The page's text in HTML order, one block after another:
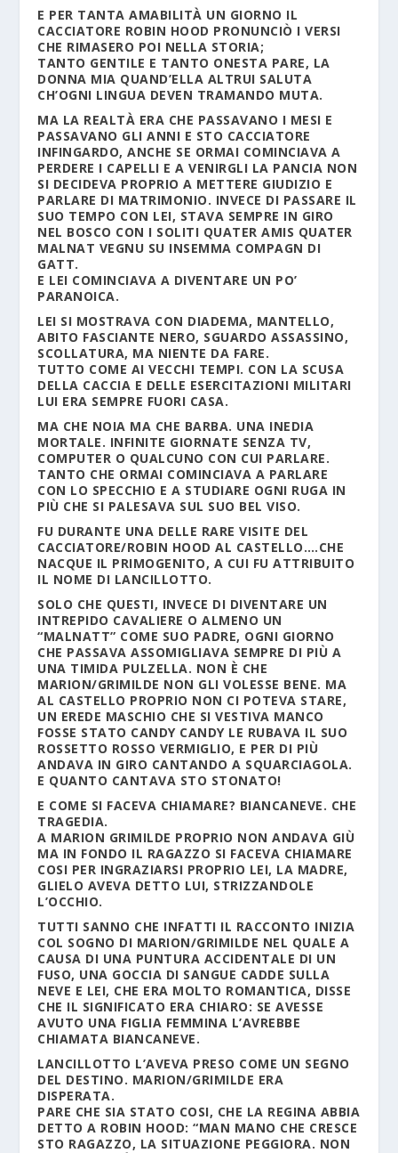
E PER TANTA AMABILITÀ UN GIORNO IL
CACCIATORE ROBIN HOOD PRONUNCIÒ I VERSI
CHE RIMASERO POI NELLA STORIA;
TANTO GENTILE E TANTO ONESTA PARE, LA
DONNA MIA QUAND’ELLA ALTRUI SALUTA
CH’OGNI LINGUA DEVEN TRAMANDO MUTA.
MA LA REALTÀ ERA CHE PASSAVANO I MESI E
PASSAVANO GLI ANNI E STO CACCIATORE
INFINGARDO, ANCHE SE ORMAI COMINCIAVA A
PERDERE I CAPELLI E A VENIRGLI LA PANCIA NON
SI DECIDEVA PROPRIO A METTERE GIUDIZIO E
PARLARE DI MATRIMONIO. INVECE DI PASSARE IL
SUO TEMPO CON LEI, STAVA SEMPRE IN GIRO
NEL BOSCO CON I SOLITI QUATER AMIS QUATER
MALNAT VEGNU SU INSEMMA COMPAGN DI
GATT.
E LEI COMINCIAVA A DIVENTARE UN PO’
PARANOICA.
LEI SI MOSTRAVA CON DIADEMA, MANTELLO,
ABITO FASCIANTE NERO, SGUARDO ASSASSINO,
SCOLLATURA, MA NIENTE DA FARE.
TUTTO COME AI VECCHI TEMPI. CON LA SCUSA
DELLA CACCIA E DELLE ESERCITAZIONI MILITARI
LUI ERA SEMPRE FUORI CASA.
MA CHE NOIA MA CHE BARBA. UNA INEDIA
MORTALE. INFINITE GIORNATE SENZA TV,
COMPUTER O QUALCUNO CON CUI PARLARE.
TANTO CHE ORMAI COMINCIAVA A PARLARE
CON LO SPECCHIO E A STUDIARE OGNI RUGA IN
PIÙ CHE SI PALESAVA SUL SUO BEL VISO.
FU DURANTE UNA DELLE RARE VISITE DEL
CACCIATORE/ROBIN HOOD AL CASTELLO….CHE
NACQUE IL PRIMOGENITO, A CUI FU ATTRIBUITO
IL NOME DI LANCILLOTTO.
SOLO CHE QUESTI, INVECE DI DIVENTARE UN
INTREPIDO CAVALIERE O ALMENO UN
“MALNATT” COME SUO PADRE, OGNI GIORNO
CHE PASSAVA ASSOMIGLIAVA SEMPRE DI PIÙ A
UNA TIMIDA PULZELLA. NON È CHE
MARION/GRIMILDE NON GLI VOLESSE BENE. MA
AL CASTELLO PROPRIO NON CI POTEVA STARE,
UN EREDE MASCHIO CHE SI VESTIVA MANCO
FOSSE STATO CANDY CANDY LE RUBAVA IL SUO
ROSSETTO ROSSO VERMIGLIO, E PER DI PIÙ
ANDAVA IN GIRO CANTANDO A SQUARCIAGOLA.
E QUANTO CANTAVA STO STONATO!
E COME SI FACEVA CHIAMARE? BIANCANEVE. CHE
TRAGEDIA.
A MARION GRIMILDE PROPRIO NON ANDAVA GIÙ
MA IN FONDO IL RAGAZZO SI FACEVA CHIAMARE
COSI PER INGRAZIARSI PROPRIO LEI, LA MADRE,
GLIELO AVEVA DETTO LUI, STRIZZANDOLE
L’OCCHIO.
TUTTI SANNO CHE INFATTI IL RACCONTO INIZIA
COL SOGNO DI MARION/GRIMILDE NEL QUALE A
CAUSA DI UNA PUNTURA ACCIDENTALE DI UN
FUSO, UNA GOCCIA DI SANGUE CADDE SULLA
NEVE E LEI, CHE ERA MOLTO ROMANTICA, DISSE
CHE IL SIGNIFICATO ERA CHIARO: SE AVESSE
AVUTO UNA FIGLIA FEMMINA L’AVREBBE
CHIAMATA BIANCANEVE.
LANCILLOTTO L’AVEVA PRESO COME UN SEGNO
DEL DESTINO. MARION/GRIMILDE ERA
DISPERATA.
PARE CHE SIA STATO COSI, CHE LA REGINA ABBIA
DETTO A ROBIN HOOD: “MAN MANO CHE CRESCE
STO RAGAZZO, LA SITUAZIONE PEGGIORA. NON